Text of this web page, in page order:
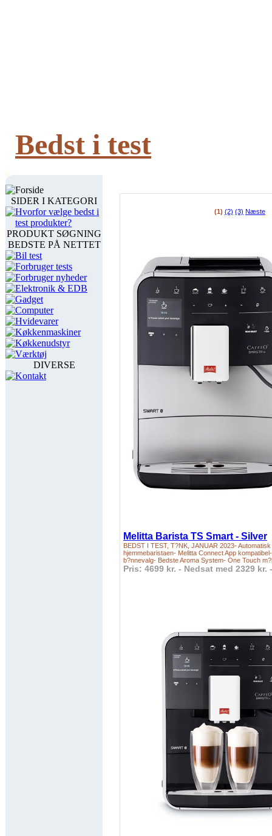
Bedst i test
Forside
SIDER I KATEGORI
Hvorfor vælge bedst i
test produkter?
PRODUKT SØGNING
BEDSTE PÅ NETTET
Bil test
Forbruger tests
Forbruger nyheder
Elektronik & EDB
Gadget
Computer
Hvidevarer
Køkkenmaskiner
Køkkenudstyr
Værktøj
DIVERSE
Kontakt